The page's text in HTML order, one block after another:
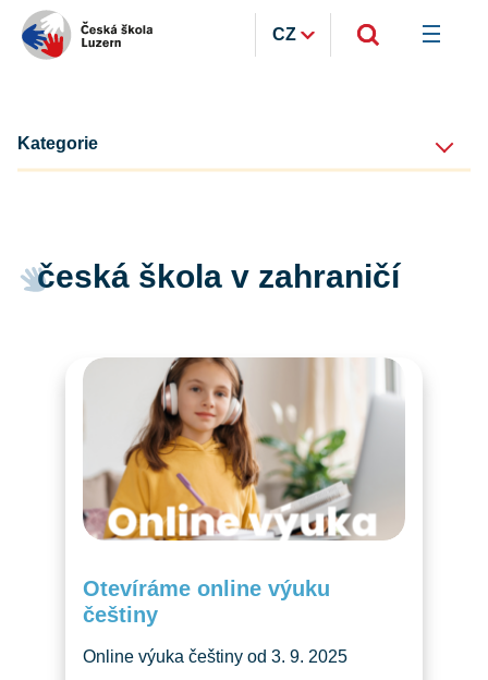
CZ
česká škola v zahraničí
Otevíráme online výuku
češtiny
Online výuka češtiny od 3. 9. 2025
Kategorie